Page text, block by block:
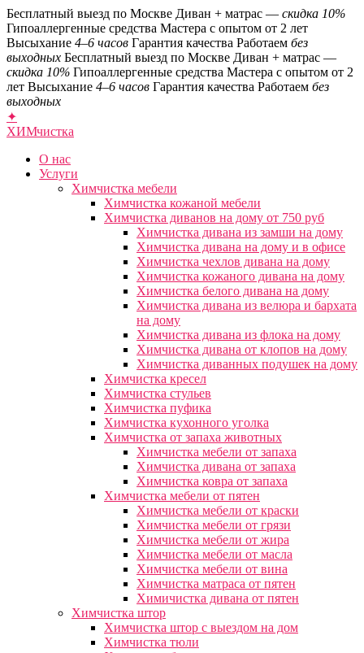
Бесплатный выезд по Москве Диван + матрас — скидка 10%
Гипоаллергенные средства Мастера с опытом от 2 лет
Высыхание 4–6 часов Гарантия качества Работаем без
выходных Бесплатный выезд по Москве Диван + матрас —
скидка 10% Гипоаллергенные средства Мастера с опытом от 2
лет Высыхание 4–6 часов Гарантия качества Работаем без
выходных
✦
ХИМчистка
О нас
Услуги
Химчистка мебели
Химчистка кожаной мебели
Химчистка диванов на дому от 750 руб
Химчистка дивана из замши на дому
Химчистка дивана на дому и в офисе
Химчистка чехлов дивана на дому
Химчистка кожаного дивана на дому
Химчистка белого дивана на дому
Химчистка дивана из велюра и бархата
на дому
Химчистка дивана из флока на дому
Химчистка дивана от клопов на дому
Химчистка диванных подушек на дому
Химчистка кресел
Химчистка стульев
Химчистка пуфика
Химчистка кухонного уголка
Химчистка от запаха животных
Химчистка мебели от запаха
Химчистка дивана от запаха
Химчистка ковра от запаха
Химчистка мебели от пятен
Химчистка мебели от краски
Химчистка мебели от грязи
Химчистка мебели от жира
Химчистка мебели от масла
Химчистка мебели от вина
Химчистка матраса от пятен
Химичистка дивана от пятен
Химчистка штор
Химчистка штор с выездом на дом
Химчистка тюли